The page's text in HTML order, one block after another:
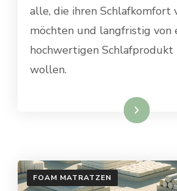
alle, die ihren Schlafkomfort
möchten und langfristig von
hochwertigen
wollen.
Weiterlesen
FOAM MATRATZEN